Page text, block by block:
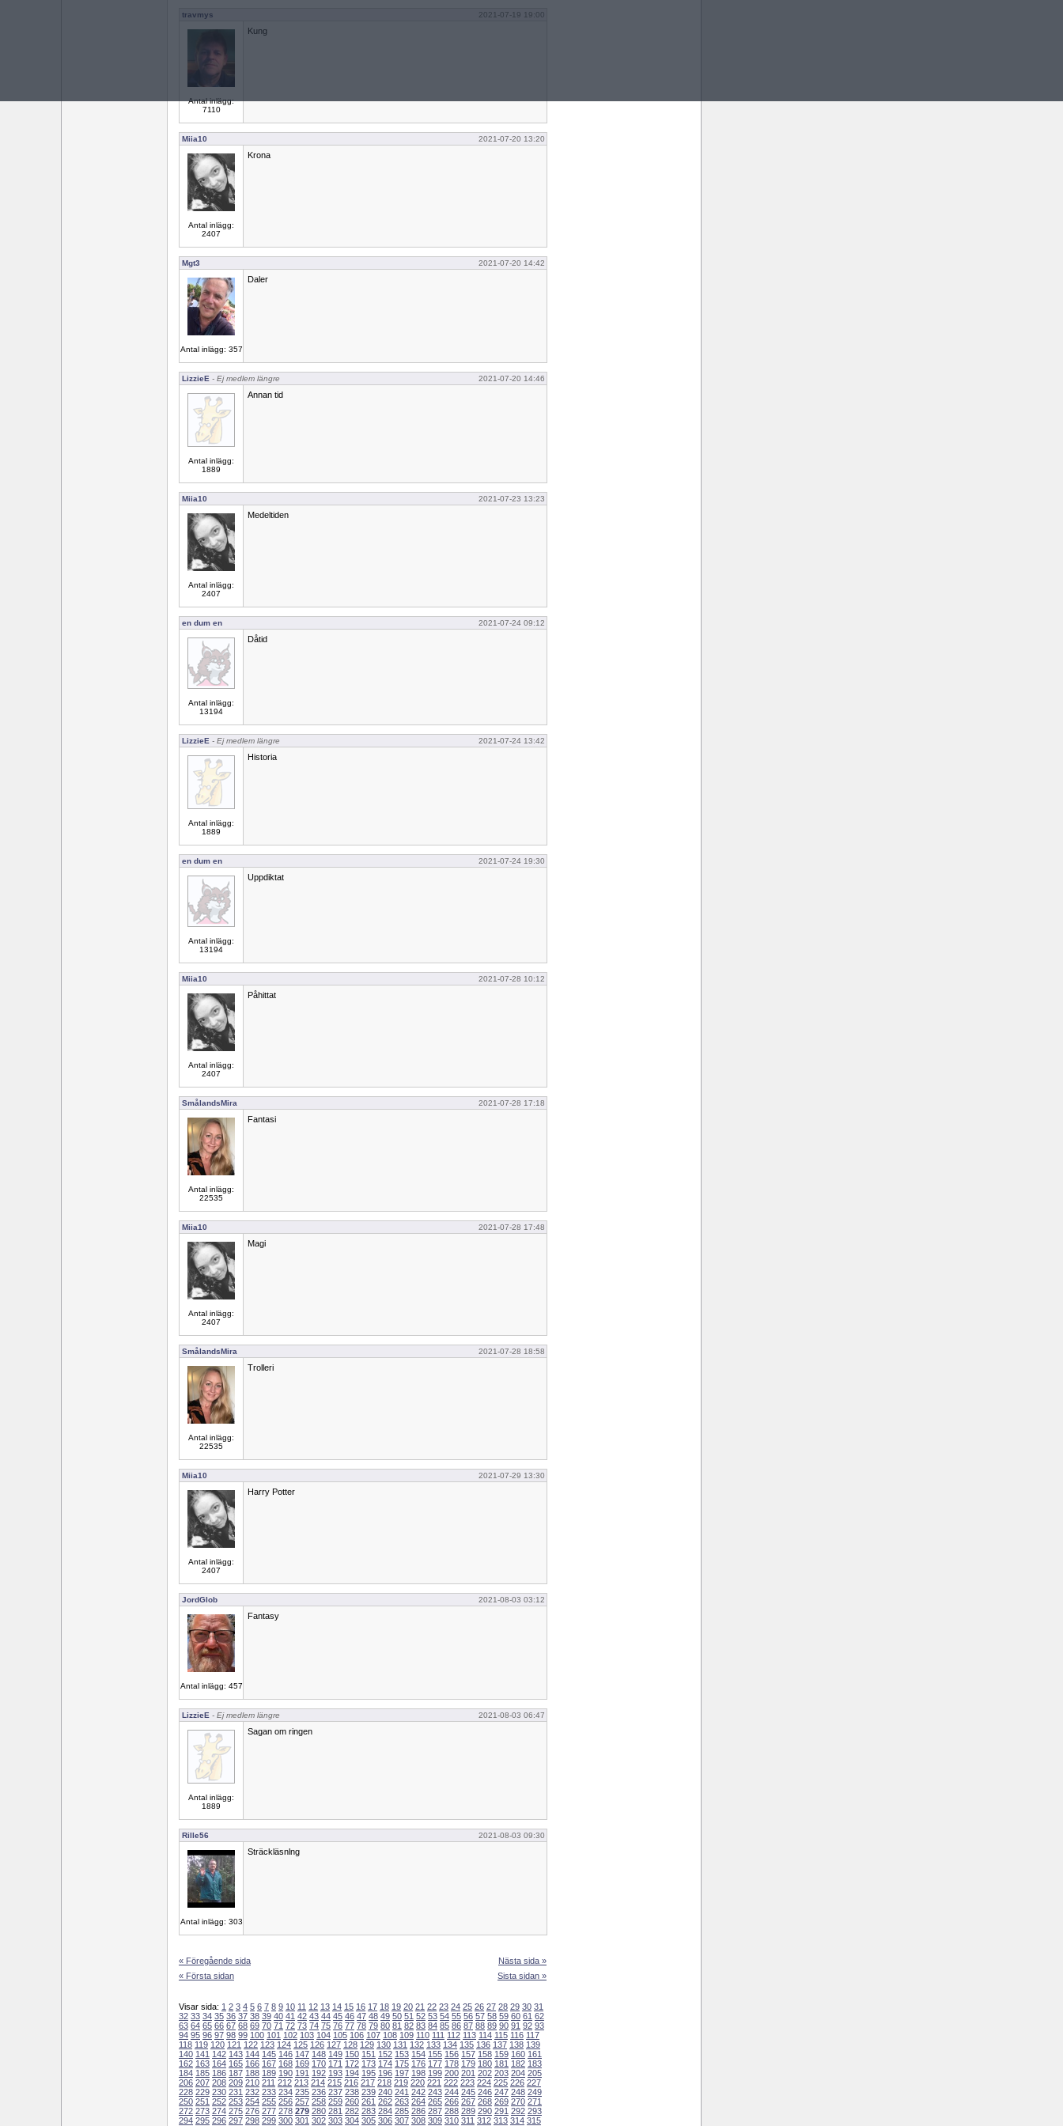
travmys 2021-07-19 19:00
Antal inlägg:
7110
Kung
Miia10 2021-07-20 13:20
Antal inlägg:
2407
Krona
Mgt3 2021-07-20 14:42
Antal inlägg: 357
Daler
LizzieE - Ej medlem längre 2021-07-20 14:46
Antal inlägg:
1889
Annan tid
Miia10 2021-07-23 13:23
Antal inlägg:
2407
Medeltiden
en dum en 2021-07-24 09:12
Antal inlägg:
13194
Dåtid
LizzieE - Ej medlem längre 2021-07-24 13:42
Antal inlägg:
1889
Historia
en dum en 2021-07-24 19:30
Antal inlägg:
13194
Uppdiktat
Miia10 2021-07-28 10:12
Antal inlägg:
2407
Påhittat
SmålandsMira 2021-07-28 17:18
Antal inlägg:
22535
Fantasi
Miia10 2021-07-28 17:48
Antal inlägg:
2407
Magi
SmålandsMira 2021-07-28 18:58
Antal inlägg:
22535
Trolleri
Miia10 2021-07-29 13:30
Antal inlägg:
2407
Harry Potter
JordGlob 2021-08-03 03:12
Antal inlägg: 457
Fantasy
LizzieE - Ej medlem längre 2021-08-03 06:47
Antal inlägg:
1889
Sagan om ringen
Rille56 2021-08-03 09:30
Antal inlägg: 303
Sträckläsnlng
« Föregående sida
« Första sidan
Nästa sida »
Sista sidan »
Visar sida: 1 2 3 4 5 6 7 8 9 10 11 12 13 14 15 16 17 18 19 20 21 22 23 24 25 26 27 28 29 30 31
32 33 34 35 36 37 38 39 40 41 42 43 44 45 46 47 48 49 50 51 52 53 54 55 56 57 58 59 60 61 62
63 64 65 66 67 68 69 70 71 72 73 74 75 76 77 78 79 80 81 82 83 84 85 86 87 88 89 90 91 92 93
94 95 96 97 98 99 100 101 102 103 104 105 106 107 108 109 110 111 112 113 114 115 116 117
118 119 120 121 122 123 124 125 126 127 128 129 130 131 132 133 134 135 136 137 138 139
140 141 142 143 144 145 146 147 148 149 150 151 152 153 154 155 156 157 158 159 160 161
162 163 164 165 166 167 168 169 170 171 172 173 174 175 176 177 178 179 180 181 182 183
184 185 186 187 188 189 190 191 192 193 194 195 196 197 198 199 200 201 202 203 204 205
206 207 208 209 210 211 212 213 214 215 216 217 218 219 220 221 222 223 224 225 226 227
228 229 230 231 232 233 234 235 236 237 238 239 240 241 242 243 244 245 246 247 248 249
250 251 252 253 254 255 256 257 258 259 260 261 262 263 264 265 266 267 268 269 270 271
272 273 274 275 276 277 278 279 280 281 282 283 284 285 286 287 288 289 290 291 292 293
294 295 296 297 298 299 300 301 302 303 304 305 306 307 308 309 310 311 312 313 314 315